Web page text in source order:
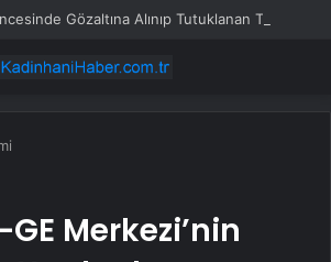
Merkezi’nin